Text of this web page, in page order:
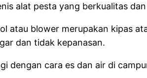
alat pesta yang berkualitas
atau blower merupakan kipas
dan tidak kepanasan.
dengan cara es dan air di